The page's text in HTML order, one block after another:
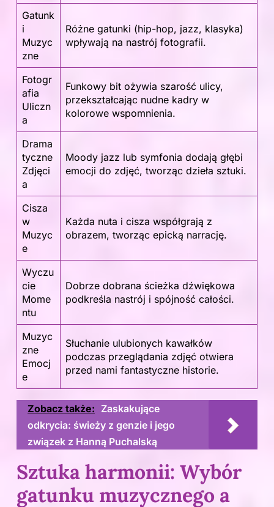
Gatunk
i
Muzyc
zne
Różne gatunki (hip-hop, jazz, klasyka)
wpływają na nastrój fotografii.
Fotogr
afia
Uliczn
a
Funkowy bit ożywia szarość ulicy,
przekształcając nudne kadry w
kolorowe wspomnienia.
Drama
tyczne
Zdjęci
a
Moody jazz lub symfonia dodają głębi
emocji do zdjęć, tworząc dzieła sztuki.
Cisza
w
Muzyc
e
Każda nuta i cisza współgrają z
obrazem, tworząc epicką narrację.
Wyczu
cie
Mome
ntu
Dobrze dobrana ścieżka dźwiękowa
podkreśla nastrój i spójność całości.
Muzyc
zne
Emocj
e
Słuchanie ulubionych kawałków
podczas przeglądania zdjęć otwiera
przed nami fantastyczne historie.
Zobacz także: Zaskakujące
odkrycia: świeży z genzie i jego
związek z Hanną Puchalską
Sztuka harmonii: Wybór
gatunku muzycznego a